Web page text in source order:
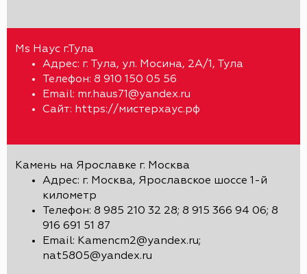
Ms Наус г.Тула
Адрес: г. Тула, ул. Мосина, 2А/1, Тула
Телефон: 8 910 150 05 56
Email: mr.haus71@yandex.ru
Сайт: https://мистерхаус.рф
Камень на Ярославке г. Москва
Адрес: г. Москва, Ярославское шоссе 1-й
километр
Телефон: 8 985 210 32 28; 8 915 366 94 06; 8
916 691 51 87
Email: Kamencm2@yandex.ru;
nat5805@yandex.ru